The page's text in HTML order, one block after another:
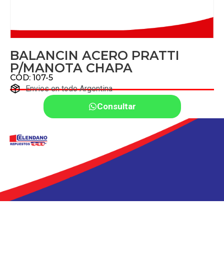
BALANCIN ACERO PRATTI
P/MANOTA CHAPA
COD: 107-5
Envios en todo Argentina
Consultar